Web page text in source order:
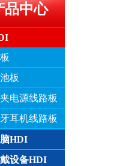
品中心
板
电源线路板
耳机线路板
HDI
设备HDI